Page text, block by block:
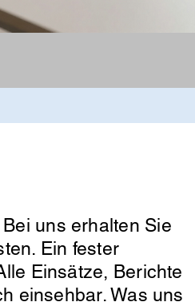
uns erhalten Sie
Ein fester
Einsätze, Berichte
einsehbar. Was uns